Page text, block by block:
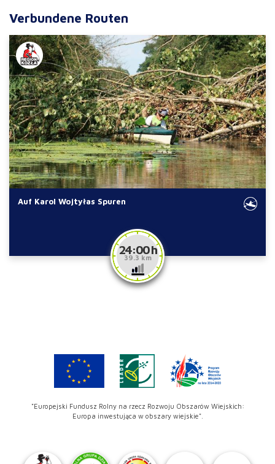
Verbundene Routen
Auf Karol Wojtyłas Spuren
24:00 h
39.3 km
"Europejski Fundusz Rolny na rzecz Rozwoju Obszarów Wiejskich:
Europa inwestująca w obszary wiejskie".